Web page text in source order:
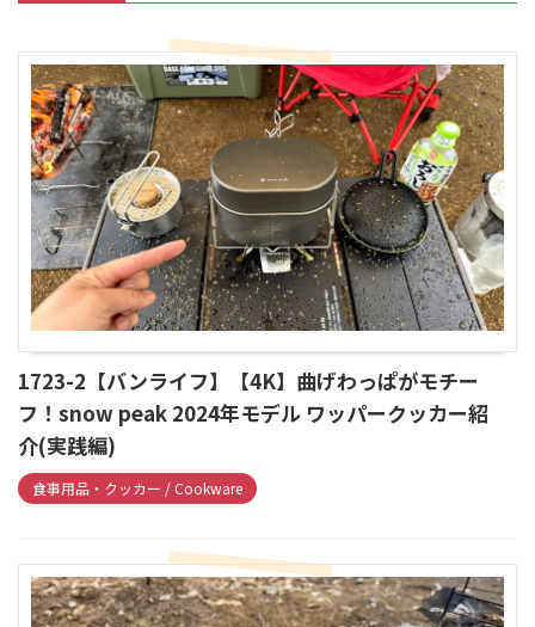
1723-2【バンライフ】【4K】曲げわっぱがモチー
フ！snow peak 2024年モデル ワッパークッカー紹
介(実践編)
食事用品・クッカー / Cookware